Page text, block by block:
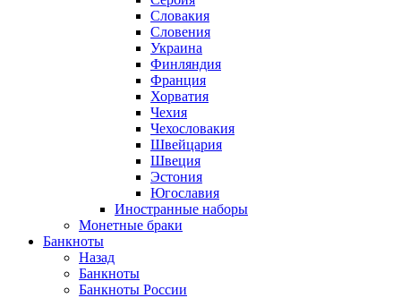
Словакия
Словения
Украина
Финляндия
Франция
Хорватия
Чехия
Чехословакия
Швейцария
Швеция
Эстония
Югославия
Иностранные наборы
Монетные браки
Банкноты
Назад
Банкноты
Банкноты России